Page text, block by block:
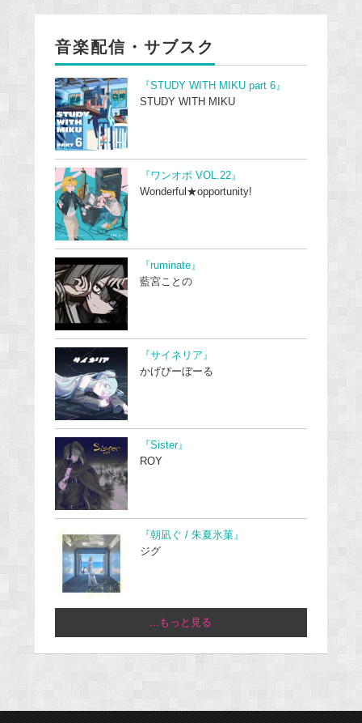
音楽配信・サブスク
『STUDY WITH MIKU part 6』
STUDY WITH MIKU
『ワンオポ VOL.22』
Wonderful★opportunity!
『ruminate』
藍宮ことの
『サイネリア』
かげぴーぼーる
『Sister』
ROY
『朝凪ぐ / 朱夏氷菓』
ジグ
...もっと見る